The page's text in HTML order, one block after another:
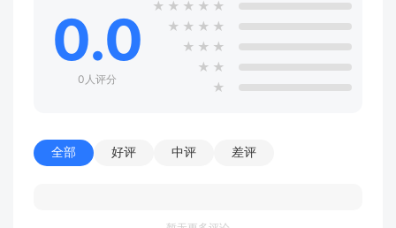
0.0
0人评分
★ ★ ★ ★ ★
★ ★ ★ ★
★ ★ ★
★ ★
★
全部 好评 中评 差评